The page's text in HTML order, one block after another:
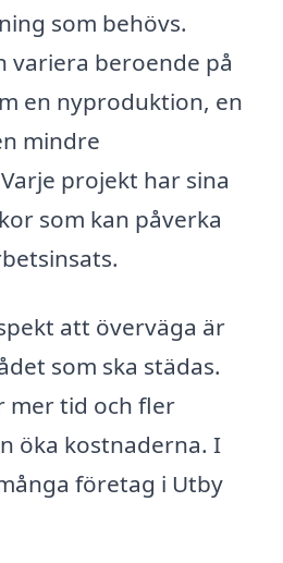
som behövs.
variera beroende på
en nyproduktion, en
mindre
projekt har sina
som kan påverka
att överväga är
som ska städas.
mer tid och fler
öka kostnaderna. I
företag i Utby